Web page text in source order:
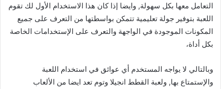
التعامل معها بكل سهولة, وايضا إذا كان هذا الاستخدام الأول لك تقوم
اللعبة بتوفير جولة تعليمية تتمكن بواسطتها من التعرف على جميع
المكونات الموجودة في الواجهة والتعرف على الإستخدامات الخاصة
بكل أداة،
وبالتالي لا يواجه المستخدم أي عوائق في استخدام اللعبة
والإستمتاع بها, ولعبة القطط انجيلا وتوم تعد ايضا من الألعاب